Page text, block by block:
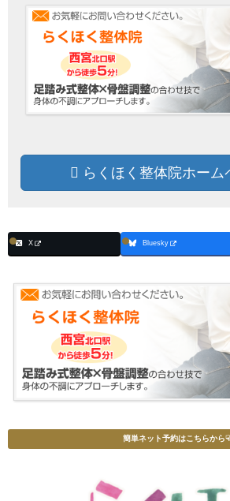
らくほく整体院ホーム
X Bluesky
簡単ネット予約はこちらから☟